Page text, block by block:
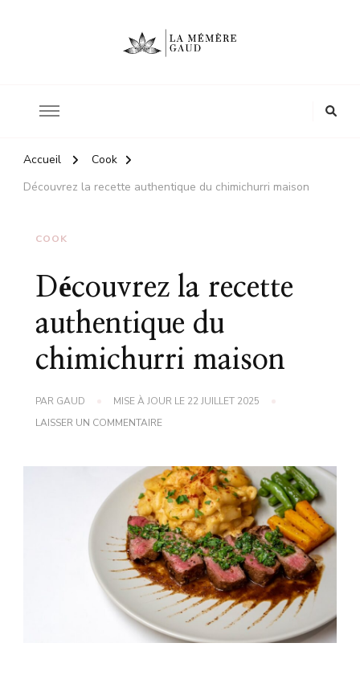
Accueil
Cook
Découvrez la recette authentique du chimichurri maison
COOK
Découvrez la recette
authentique du
chimichurri maison
PAR GAUD MISE À JOUR LE 22 JUILLET 2025
LAISSER UN COMMENTAIRESUR
RECETTE
AUTHENTIQUE
DU
CHIMICHURRI
MAISON